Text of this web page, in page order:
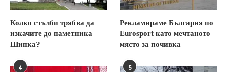
Колко стълби трябва да
изкачите до паметника
Шипка?
Рекламираме България по
Eurosport като мечтаното
място за почивка
4 5